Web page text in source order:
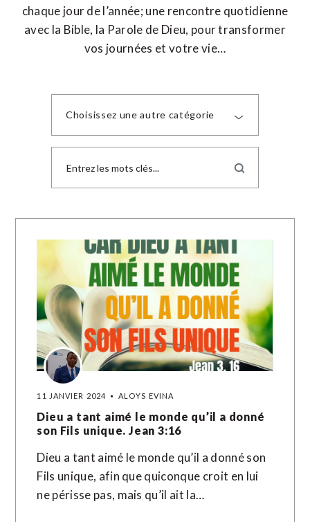
chaque jour de l’année; une rencontre quotidienne
avec la Bible, la Parole de Dieu, pour transformer
vos journées et votre vie…
Choisissez une autre catégorie
11 JANVIER 2024 ALOYS EVINA
Dieu a tant aimé le monde qu’il a donné
son Fils unique. Jean 3:16
Dieu a tant aimé le monde qu’il a donné son
Fils unique, afin que quiconque croit en lui
ne périsse pas, mais qu’il ait la…